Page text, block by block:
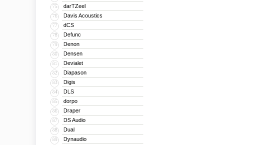
75 darTZeel
76 Davis Acoustics
77 dCS
78 Defunc
79 Denon
80 Densen
81 Devialet
82 Diapason
83 Digis
84 DLS
85 dorpo
86 Draper
87 DS Audio
88 Dual
89 Dynaudio